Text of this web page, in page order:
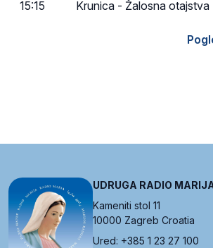
15:15 Krunica - Žalosna otajstva
UDRUGA RADIO
Kameniti stol 11
10000 Zagreb Croatia
Ured: +385 1 23 27 100